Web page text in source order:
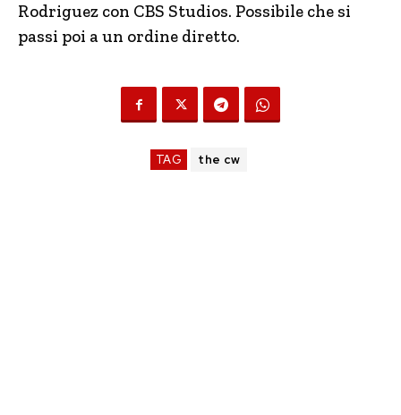
Rodriguez con CBS Studios. Possibile che si
passi poi a un ordine diretto.
TAG the cw